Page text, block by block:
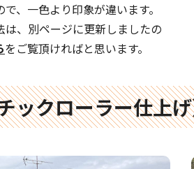
、一色より印象が違います。
は、別ページに更新しましたの
をご覧頂ければと思います。
ックローラー仕上